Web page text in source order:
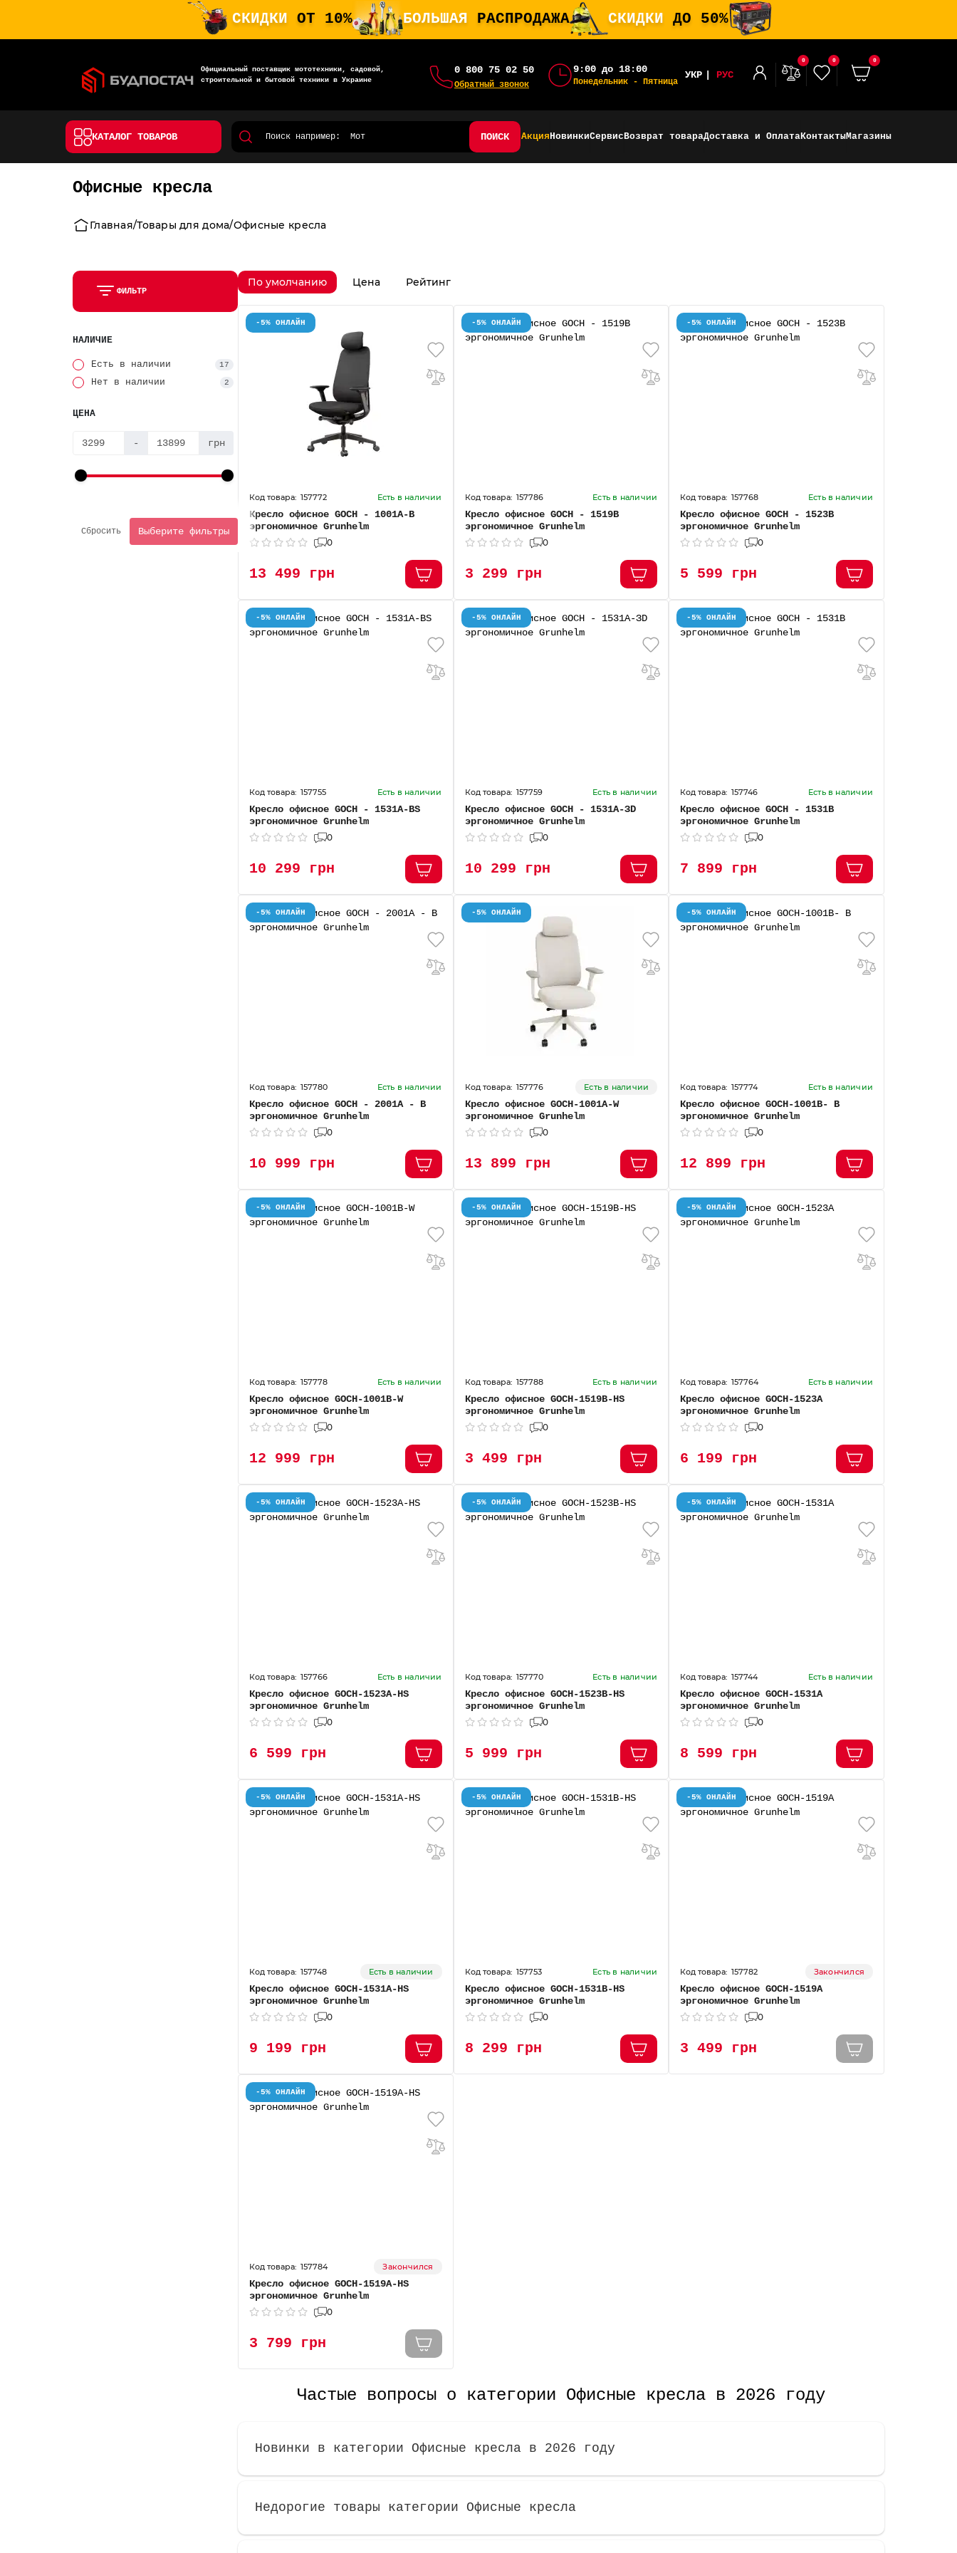
СКИДКИ ОТ 10% БОЛЬШАЯ РАСПРОДАЖА СКИДКИ ДО 50%
Официальный поставщик мототехники, садовой,
строительной и бытовой техники в Украине
0 800 75 02 50
Обратный звонок
9:00 до 18:00
Понедельник - Пятница
УКР РУС
0 0 0
КАТАЛОГ ТОВАРОВ ПОИСК АкцияНовинкиСервисВозврат товараДоставка и ОплатаКонтактыМагазины
Офисные кресла
Главная Товары для дома Офисные кресла
ФИЛЬТР
НАЛИЧИЕ
Есть в наличии 17
Нет в наличии 2
ЦЕНА
- грн
Сбросить Выберите фильтры
По умолчанию Цена Рейтинг
-5% ОНЛАЙН
157772 Есть в наличии
Кресло офисное GOCH - 1001А-В
эргономичное Grunhelm
0
13 499 грн
-5% ОНЛАЙН
157786 Есть в наличии
Кресло офисное GOCH - 1519В
эргономичное Grunhelm
0
3 299 грн
-5% ОНЛАЙН
157768 Есть в наличии
Кресло офисное GOCH - 1523В
эргономичное Grunhelm
0
5 599 грн
-5% ОНЛАЙН
157755 Есть в наличии
Кресло офисное GOCH - 1531А-ВS
эргономичное Grunhelm
0
10 299 грн
-5% ОНЛАЙН
157759 Есть в наличии
Кресло офисное GOCH - 1531А-ЗD
эргономичное Grunhelm
0
10 299 грн
-5% ОНЛАЙН
157746 Есть в наличии
Кресло офисное GOCH - 1531В
эргономичное Grunhelm
0
7 899 грн
-5% ОНЛАЙН
157780 Есть в наличии
Кресло офисное GOCH - 2001А - В
эргономичное Grunhelm
0
10 999 грн
-5% ОНЛАЙН
157776 Есть в наличии
Кресло офисное GOCH-1001А-W
эргономичное Grunhelm
0
13 899 грн
-5% ОНЛАЙН
157774 Есть в наличии
Кресло офисное GOCH-1001В- В
эргономичное Grunhelm
0
12 899 грн
-5% ОНЛАЙН
157778 Есть в наличии
Кресло офисное GOCH-1001В-W
эргономичное Grunhelm
0
12 999 грн
-5% ОНЛАЙН
157788 Есть в наличии
Кресло офисное GOCH-1519В-HS
эргономичное Grunhelm
0
3 499 грн
-5% ОНЛАЙН
157764 Есть в наличии
Кресло офисное GOCH-1523А
эргономичное Grunhelm
0
6 199 грн
-5% ОНЛАЙН
157766 Есть в наличии
Кресло офисное GOCH-1523А-HS
эргономичное Grunhelm
0
6 599 грн
-5% ОНЛАЙН
157770 Есть в наличии
Кресло офисное GOCH-1523В-HS
эргономичное Grunhelm
0
5 999 грн
-5% ОНЛАЙН
157744 Есть в наличии
Кресло офисное GOCH-1531A
эргономичное Grunhelm
0
8 599 грн
-5% ОНЛАЙН
157748 Есть в наличии
Кресло офисное GOCH-1531А-HS
эргономичное Grunhelm
0
9 199 грн
-5% ОНЛАЙН
157753 Есть в наличии
Кресло офисное GOCH-1531В-HS
эргономичное Grunhelm
0
8 299 грн
-5% ОНЛАЙН
157782 Закончился
Кресло офисное GOCH-1519А
эргономичное Grunhelm
0
3 499 грн
-5% ОНЛАЙН
157784 Закончился
Кресло офисное GOCH-1519А-HS
эргономичное Grunhelm
0
3 799 грн
Частые вопросы о категории Офисные кресла в 2026 году
Новинки в категории Офисные кресла в 2026 году
Недорогие товары категории Офисные кресла